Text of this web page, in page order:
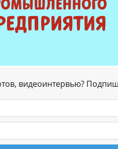
видеоинтервью?